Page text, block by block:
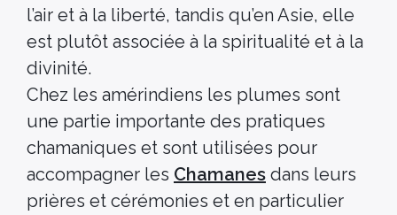
l’air et à la liberté, tandis qu’en Asie, elle
est plutôt associée à la spiritualité et à la
divinité.
Chez les amérindiens les plumes sont
une partie importante des pratiques
chamaniques et sont utilisées pour
accompagner les Chamanes dans leurs
prières et cérémonies et en particulier